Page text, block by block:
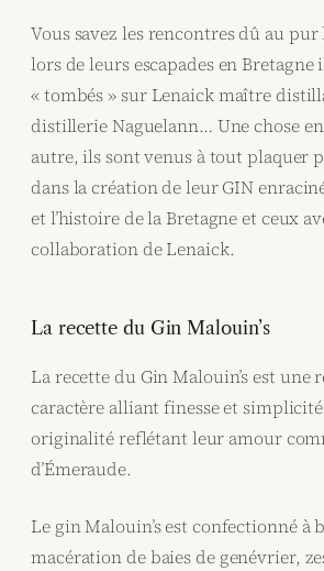
Vous savez les rencontres dû au
lors de leurs escapades en Bretagne
« tombés » sur Lenaick maître
distillerie Naguelann… Une chose
autre, ils sont venus à tout plaquer
dans la création de leur GIN
et l’histoire de la Bretagne et ceux
collaboration de Lenaick.
La recette du Gin Malouin’s
La recette du Gin Malouin’s est une
caractère alliant finesse et
originalité reflétant leur amour
d’Émeraude.
Le gin Malouin’s est confectionné à
macération de baies de genévrier,